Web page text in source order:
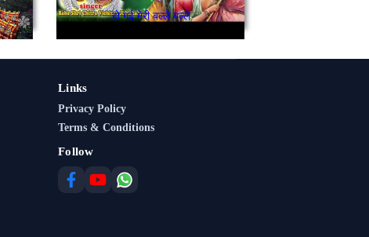
हो गई मेरी बल्ले बल्ले
Links
Privacy Policy
Terms & Conditions
Follow